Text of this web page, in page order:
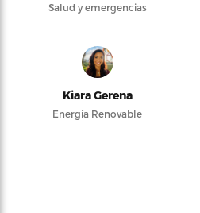
Salud y emergencias
Kiara Gerena
Energía Renovable